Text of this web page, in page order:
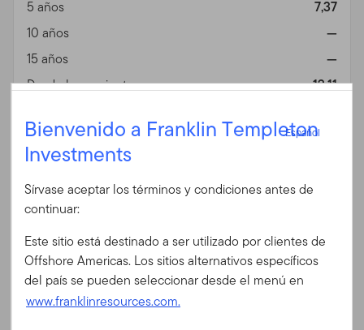
Iniciar sesión
ID de usuario
Contraseña
5 años
7,37
10 años
—
15 años
—
Desde lanzamiento
12,11
Fecha 06/30/2026
Divisa
1 año
56,76
3 años
17,41
5 años
Bienvenido a Franklin Templeton
Investments
Español
Sírvase aceptar los términos y condiciones antes de
continuar:
Este sitio está destinado a ser utilizado por clientes de
Offshore Americas. Los sitios alternativos específicos
del país se pueden seleccionar desde el menú en
www.franklinresources.com.